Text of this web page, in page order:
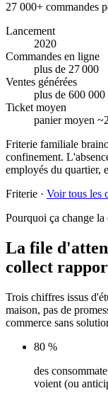
27 000+ commandes
Lancement
2020
Commandes en ligne
plus de 27 000
Ventes générées
plus de 600 000
Ticket moyen
panier moyen
Friterie familiale
confinement.
employés du quartier,
Friterie · Voir tous les
Pourquoi ça change la
La file
collect
Trois chiffres issus
maison, pas de
commerce sans
80 %
des
voient (ou